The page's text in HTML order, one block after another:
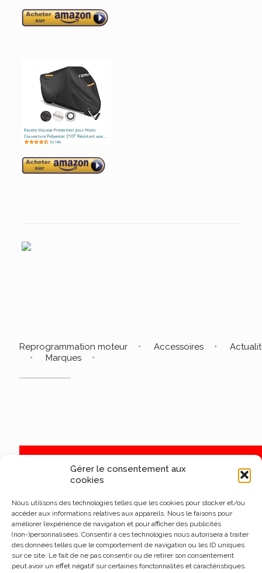
Gérer le consentement aux
cookies
Nous utilisons des technologies telles que les cookies pour stocker et/ou
accéder aux informations relatives aux appareils. Nous le faisons pour
améliorer l’expérience de navigation et pour afficher des publicités
(non-)personnalisées. Consentir à ces technologies nous autorisera à traiter
des données telles que le comportement de navigation ou les ID uniques
sur ce site. Le fait de ne pas consentir ou de retirer son consentement
peut avoir un effet négatif sur certaines fonctonnalités et caractéristiques.
Reprogrammation moteur Accessoires
Marques